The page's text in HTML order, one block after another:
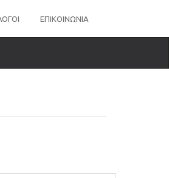
ΕΠΙΚΟΙΝΩΝΙΑ